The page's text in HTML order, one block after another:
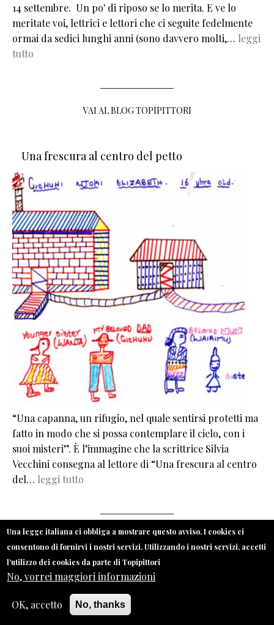
14 settembre. Un po' di riposo se lo merita. E ve lo
meritate voi, lettrici e lettori che ci seguite fedelmente
ormai da sedici lunghi anni (sono davvero molti,… leggi
tutto
VAI AL BLOG TOPIPITTORI
Una frescura al centro del petto
“Una capanna, un rifugio, nel quale sentirsi protetti ma
fatto in modo che si possa contemplare il cielo, con i
suoi misteri”. È l’immagine che la scrittrice Silvia
Vecchini consegna al lettore di “Una frescura al centro
del… leggi tutto
VAI AL BLOG TOPILETTORI
MENU FOOTER
Una legge italiana ci obbliga a mostrare questo avviso. I cookies ci
consentono di fornirvi i nostri servizi. Utilizzando i nostri servizi, accetti
l'utilizzo dei cookies da parte di Topipittori
No, vorrei maggiori informazioni
OK, accetto No, thanks